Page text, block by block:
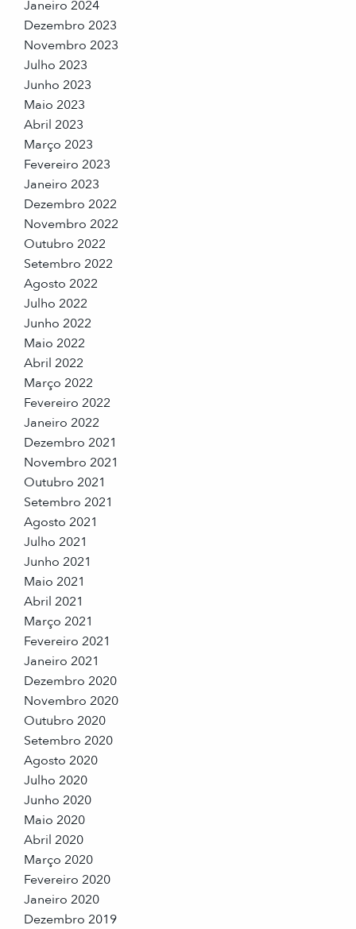
Janeiro 2024
Dezembro 2023
Novembro 2023
Julho 2023
Junho 2023
Maio 2023
Abril 2023
Março 2023
Fevereiro 2023
Janeiro 2023
Dezembro 2022
Novembro 2022
Outubro 2022
Setembro 2022
Agosto 2022
Julho 2022
Junho 2022
Maio 2022
Abril 2022
Março 2022
Fevereiro 2022
Janeiro 2022
Dezembro 2021
Novembro 2021
Outubro 2021
Setembro 2021
Agosto 2021
Julho 2021
Junho 2021
Maio 2021
Abril 2021
Março 2021
Fevereiro 2021
Janeiro 2021
Dezembro 2020
Novembro 2020
Outubro 2020
Setembro 2020
Agosto 2020
Julho 2020
Junho 2020
Maio 2020
Abril 2020
Março 2020
Fevereiro 2020
Janeiro 2020
Dezembro 2019